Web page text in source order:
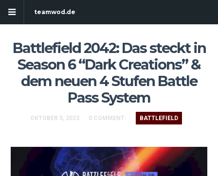
teamwod.de
Battlefield 2042: Das steckt in
Season 6 “Dark Creations” &
dem neuen 4 Stufen Battle
Pass System
OKTOBER 5, 2023 0 COMMENT BATTLEFIELD